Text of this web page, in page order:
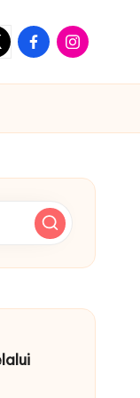
FacebookInstagram